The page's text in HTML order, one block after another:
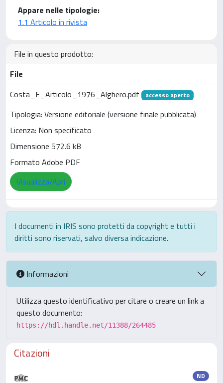
Appare nelle tipologie:
1.1 Articolo in rivista
File in questo prodotto:
File
Costa_E_Articolo_1976_Alghero.pdf
accesso aperto
Tipologia: Versione editoriale (versione finale pubblicata)
Licenza: Non specificato
Dimensione 572.6 kB
Formato Adobe PDF
Visualizza/Apri
I documenti in IRIS sono protetti da copyright e tutti i
diritti sono riservati, salvo diversa indicazione.
Informazioni
Utilizza questo identificativo per citare o creare un link a
questo documento:
https://hdl.handle.net/11388/264485
Citazioni
ND